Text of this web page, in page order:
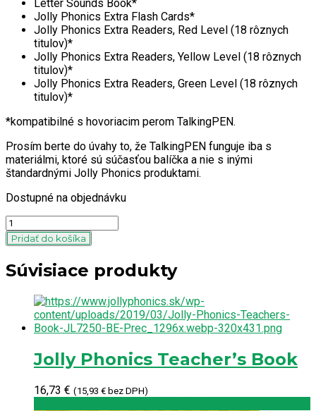
Letter Sounds Book*
Jolly Phonics Extra Flash Cards*
Jolly Phonics Extra Readers, Red Level (18 rôznych
titulov)*
Jolly Phonics Extra Readers, Yellow Level (18 rôznych
titulov)*
Jolly Phonics Extra Readers, Green Level (18 rôznych
titulov)*
*kompatibilné s hovoriacim perom TalkingPEN.
Prosím berte do úvahy to, že TalkingPEN funguje iba s
materiálmi, ktoré sú súčasťou balíčka a nie s inými
štandardnými Jolly Phonics produktami.
Dostupné na objednávku
Quantity
Pridať do košíka
Súvisiace produkty
Jolly Phonics Teacher’s Book
16,73 € (15,93 € bez DPH)